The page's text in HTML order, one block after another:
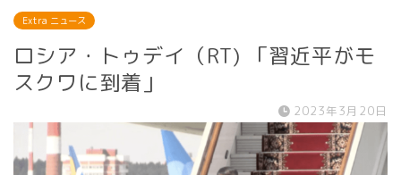
Extra ニュース
ロシア・トゥデイ（RT) 「習近平がモ
スクワに到着」
2023年3月20日